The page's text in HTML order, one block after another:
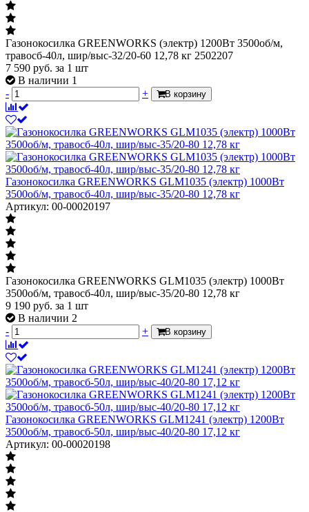
Газонокосилка GREENWORKS (электр) 1200Вт 3500об/м,
травосб-40л, шир/выс-32/20-60 12,78 кг 2502207
7 590 руб. за 1 шт
В наличии 1
-
+ В корзину
Газонокосилка GREENWORKS GLM1035 (электр) 1000Вт
3500об/м, травосб-40л, шир/выс-35/20-80 12,78 кг
Артикул: 00-00020197
Газонокосилка GREENWORKS GLM1035 (электр) 1000Вт
3500об/м, травосб-40л, шир/выс-35/20-80 12,78 кг
9 190 руб. за 1 шт
В наличии 2
-
+ В корзину
Газонокосилка GREENWORKS GLM1241 (электр) 1200Вт
3500об/м, травосб-50л, шир/выс-40/20-80 17,12 кг
Артикул: 00-00020198